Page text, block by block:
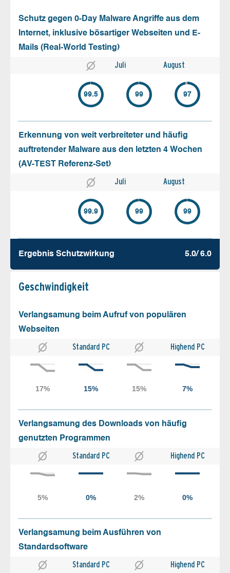
Schutz gegen 0-Day Malware Angriffe aus dem
Internet, inklusive bösartiger Webseiten und E-
Mails (Real-World Testing)
Juli August
99.5 99 97
Erkennung von weit verbreiteter und häufig
auftretender Malware aus den letzten 4 Wochen
(AV-TEST Referenz-Set)
Juli August
99.9 99 99
Ergebnis Schutz­wirkung 5.0/ 6.0
Geschw­indigkeit
Verlangsamung beim Aufruf von populären
Webseiten
Standard PC Highend PC
Verlangsamung des Downloads von häufig
genutzten Programmen
Standard PC Highend PC
Verlangsamung beim Ausführen von
Standardsoftware
Standard PC Highend PC